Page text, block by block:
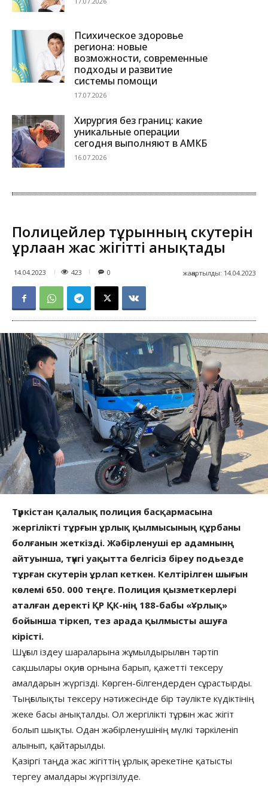
Психическое здоровье
региона: новые
возможности, современные
подходы и развитие
системы помощи
17.07.2026
Хирургия без границ: какие
уникальные операции
сегодня выполняют в АМКБ
16.07.2026